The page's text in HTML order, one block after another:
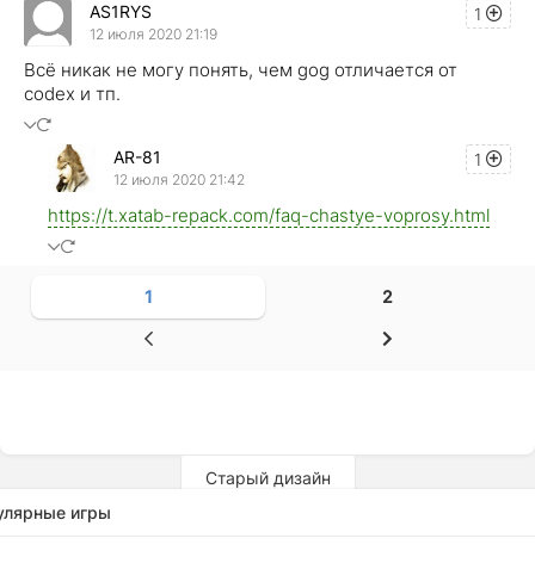
1
AS1RYS
12 июля 2020 21:19
Всё никак не могу понять, чем gog отличается от
codex и тп.
1
AR-81
12 июля 2020 21:42
https://t.xatab-repack.com/faq-chastye-voprosy.html
1 2
Старый дизайн
игры